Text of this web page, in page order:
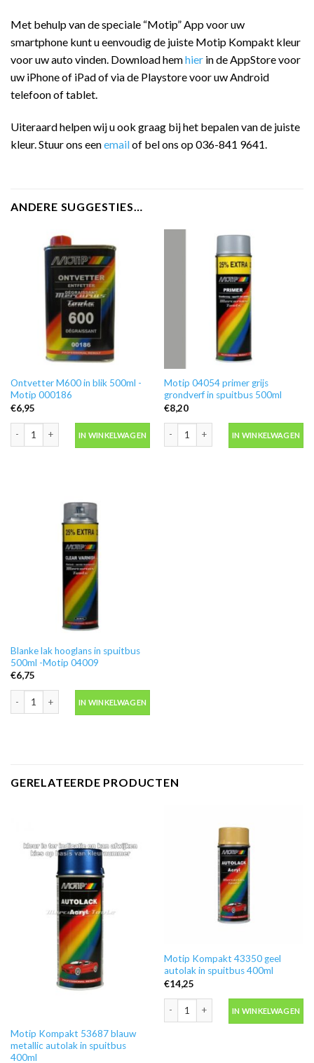
Met behulp van de speciale “Motip” App voor uw
smartphone kunt u eenvoudig de juiste Motip Kompakt kleur
voor uw auto vinden. Download hemhier in de AppStore voor
uw iPhone of iPad of via de Playstore voor uw Android
telefoon of tablet.
Uiteraard helpen wij u ook graag bij het bepalen van de juiste
kleur. Stuur ons eenemailof bel ons op 036-841 9641.
ANDERE SUGGESTIES…
Ontvetter M600 in blik 500ml -
Motip 000186
€6,95
IN WINKELWAGEN
Motip 04054 primer grijs
grondverf in spuitbus 500ml
€8,20
IN WINKELWAGEN
Blanke lak hooglans in spuitbus
500ml -Motip 04009
€6,75
Blanke lak hooglans in spuitbus 500ml -Motip 04009 aantal
IN WINKELWAGEN
GERELATEERDE PRODUCTEN
Motip Kompakt 53687 blauw
metallic autolak in spuitbus
400ml
Motip Kompakt 43350 geel
autolak in spuitbus 400ml
€14,25
IN WINKELWAGEN